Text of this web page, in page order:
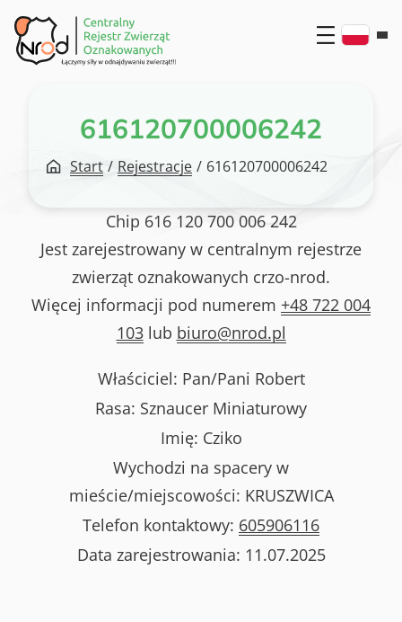
Przejdź
do
treści
616120700006242
Start / Rejestracje / 616120700006242
Chip 616 120 700 006 242
Jest zarejestrowany w centralnym rejestrze
zwierząt oznakowanych crzo-nrod.
Więcej informacji pod numerem +48 722 004
103lub biuro@nrod.pl
Właściciel: Pan/Pani Robert
Rasa: Sznaucer Miniaturowy
Imię: Cziko
Wychodzi na spacery w
mieście/miejscowości: KRUSZWICA
Telefon kontaktowy: 605906116
Data zarejestrowania: 11.07.2025